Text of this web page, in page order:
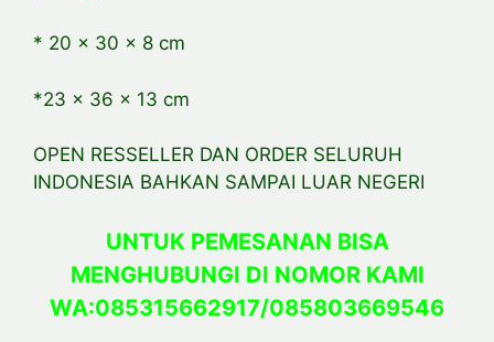
* 20 x 30 x 8 cm
*23 x 36 x 13 cm
OPEN RESSELLER DAN ORDER SELURUH
INDONESIA BAHKAN SAMPAI LUAR NEGERI
UNTUK PEMESANAN BISA
MENGHUBUNGI DI NOMOR KAMI
WA:085315662917/085803669546